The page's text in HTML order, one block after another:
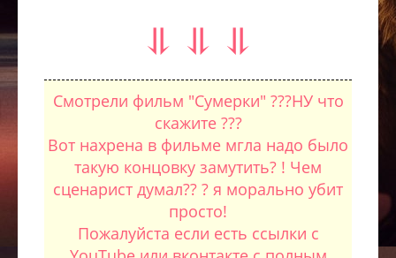
⥥ ⥥ ⥥
Смотрели фильм "Сумерки" ???НУ что
скажите ???
Вот нахрена в фильме мгла надо было
такую концовку замутить? ! Чем
сценарист думал?? ? я морально убит
просто!
Пожалуйста если есть ссылки с